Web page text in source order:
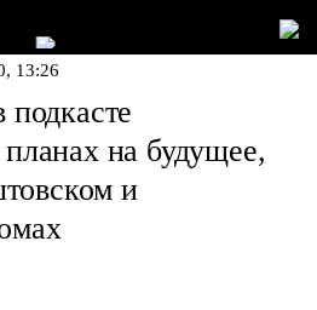
13:26
подкасте
на будущее,
и